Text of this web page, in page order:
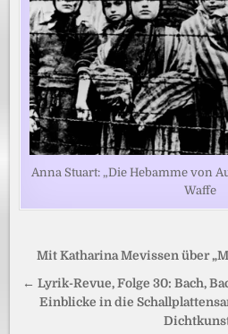
Anna Stuart: „Die Hebamme von
Waffe
Mit Katharina Mevissen über
← Lyrik-Revue, Folge 30: Bach,
Einblicke in die